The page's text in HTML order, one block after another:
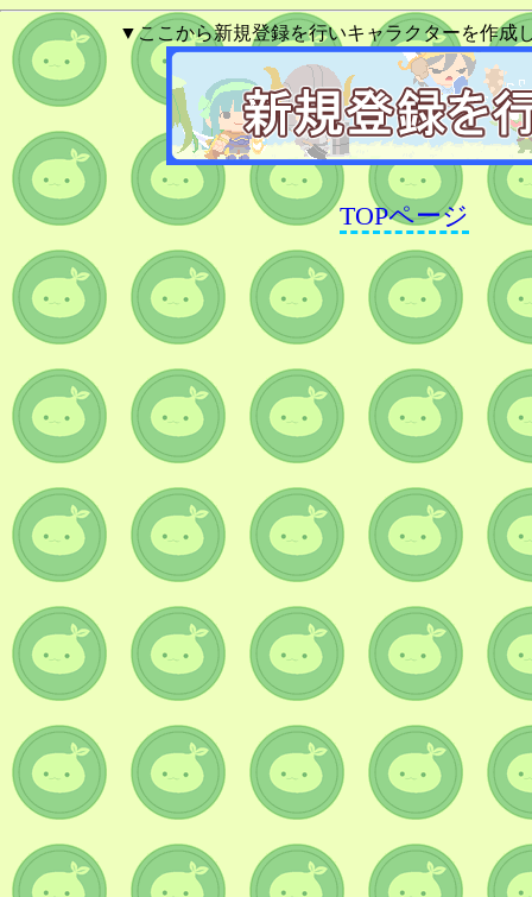
▼ここから新規登録を行いキャラクターを作成
TOPページ